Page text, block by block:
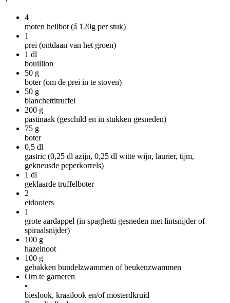
4
moten heilbot (á 120g per stuk)
1
prei (ontdaan van het groen)
1 dl
bouillion
50 g
boter (om de prei in te stoven)
50 g
bianchettitruffel
200 g
pastinaak (geschild en in stukken gesneden)
75 g
boter
0,5 dl
gastric (0,25 dl azijn, 0,25 dl witte wijn, laurier, tijm,
gekneusde peperkorrels)
1 dl
geklaarde truffelboter
2
eidooiers
1
grote aardappel (in spaghetti gesneden met lintsnijder of
spiraalsnijder)
100 g
hazelnoot
100 g
gebakken bundelzwammen of beukenzwammen
Om te garneren
•
bieslook, kraailook en/of mosterdkruid